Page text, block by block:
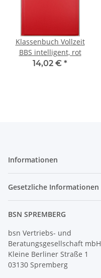
Klassenbuch Vollzeit
BBS intelligent, rot
14,02 € *
Informationen
Gesetzliche Informationen
BSN SPREMBERG
bsn Vertriebs- und
Beratungsgesellschaft mbH
Kleine Berliner Straße 1
03130 Spremberg